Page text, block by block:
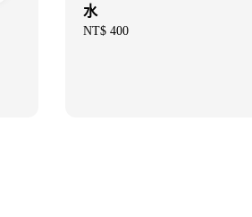
水
Regular
NT$ 400